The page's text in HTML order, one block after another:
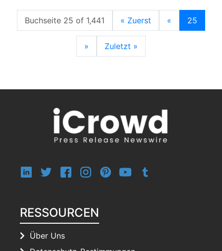
Buchseite 25 of 1,441 « Zuerst « 25
» Zuletzt »
RESSOURCEN
Über Uns